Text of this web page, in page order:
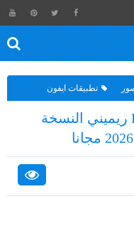
تطبيقات ايفون
تحميل برنامج Remini ريميني النسخة